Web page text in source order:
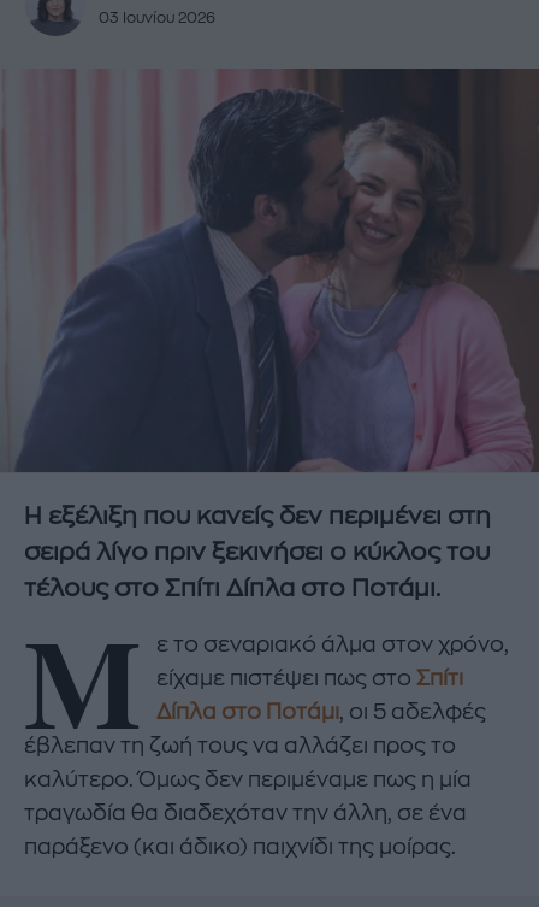
03 Ιουνίου 2026
Η εξέλιξη που κανείς δεν περιμένει στη
σειρά λίγο πριν ξεκινήσει ο κύκλος του
τέλους στο Σπίτι Δίπλα στο Ποτάμι.
Μ
ε το σεναριακό άλμα στον χρόνο,
είχαμε πιστέψει πως στο Σπίτι
Δίπλα στο Ποτάμι, οι 5 αδελφές
έβλεπαν τη ζωή τους να αλλάζει προς το
καλύτερο. Όμως δεν περιμέναμε πως η μία
τραγωδία θα διαδεχόταν την άλλη, σε ένα
παράξενο (και άδικο) παιχνίδι της μοίρας.